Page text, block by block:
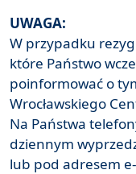
UWAGA:
W przypadku
które Państwo
poinformować o
Wrocławskiego
Na Państwa
dziennym
lub pod adresem